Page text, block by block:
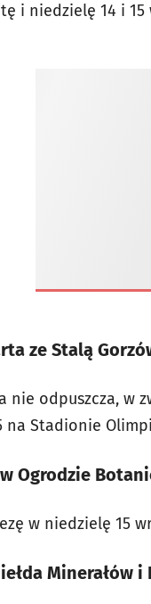
i niedzielę 14 i
ze Stalą
nie odpuszcza, w
na Stadionie
Ogrodzie
w niedzielę 15